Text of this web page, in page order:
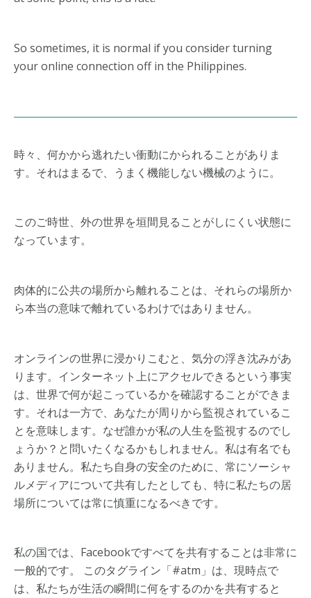
So sometimes, it is normal if you consider turning
your online connection off in the Philippines.
時々、何かから逃れたい衝動にかられることがありま
す。それはまるで、うまく機能しない機械のように。
このご時世、外の世界を垣間見ることがしにくい状態に
なっています。
肉体的に公共の場所から離れることは、それらの場所か
ら本当の意味で離れているわけではありません。
オンラインの世界に浸かりこむと、気分の浮き沈みがあ
ります。インターネット上にアクセルできるという事実
は、世界で何が起こっているかを確認することができま
す。それは一方で、あなたが周りから監視されているこ
とを意味します。なぜ誰かが私の人生を監視するのでし
ょうか？と問いたくなるかもしれません。私は有名でも
ありません。私たち自身の安全のために、常にソーシャ
ルメディアについて共有したとしても、特に私たちの居
場所については常に慎重になるべきです。
私の国では、Facebookですべてを共有することは非常に
一般的です。 このタグライン「#atm」は、現時点で
は、私たちが生活の瞬間に何をするのかを共有すると